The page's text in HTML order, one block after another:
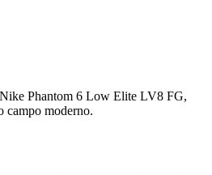
Phantom 6 Low Elite LV8 FG,
campo moderno.